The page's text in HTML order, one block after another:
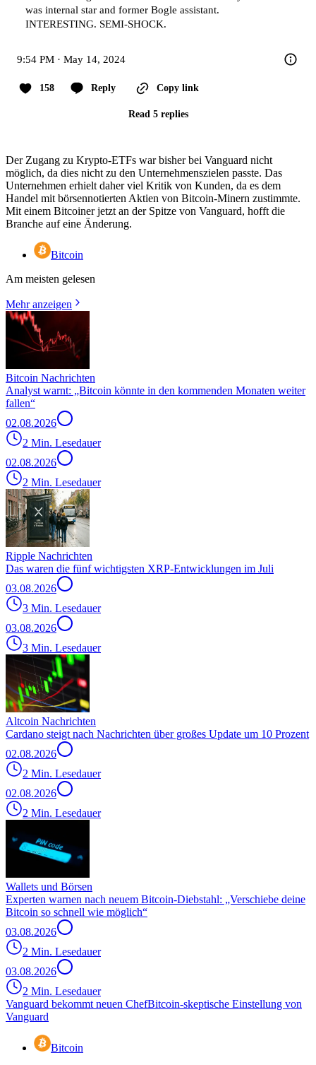
was internal star and former Bogle assistant.
INTERESTING. SEMI-SHOCK.
9:54 PM · May 14, 2024
158 Reply Copy link
Read 5 replies
Der Zugang zu Krypto-ETFs war bisher bei Vanguard nicht
möglich, da dies nicht zu den Unternehmenszielen passte. Das
Unternehmen erhielt daher viel Kritik von Kunden, da es dem
Handel mit börsennotierten Aktien von Bitcoin-Minern zustimmte.
Mit einem Bitcoiner jetzt an der Spitze von Vanguard, hofft die
Branche auf eine Änderung.
Bitcoin
Am meisten gelesen
Mehr anzeigen
Bitcoin Nachrichten
Analyst warnt: „Bitcoin könnte in den kommenden Monaten weiter
fallen“
02.08.2026
2 Min. Lesedauer
02.08.2026
2 Min. Lesedauer
Ripple Nachrichten
Das waren die fünf wichtigsten XRP-Entwicklungen im Juli
03.08.2026
3 Min. Lesedauer
03.08.2026
3 Min. Lesedauer
Altcoin Nachrichten
Cardano steigt nach Nachrichten über großes Update um 10 Prozent
02.08.2026
2 Min. Lesedauer
02.08.2026
2 Min. Lesedauer
Wallets und Börsen
Experten warnen nach neuem Bitcoin-Diebstahl: „Verschiebe deine
Bitcoin so schnell wie möglich“
03.08.2026
2 Min. Lesedauer
03.08.2026
2 Min. Lesedauer
Vanguard bekommt neuen ChefBitcoin-skeptische Einstellung von
Vanguard
Bitcoin